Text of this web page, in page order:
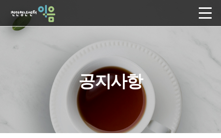
공지사항